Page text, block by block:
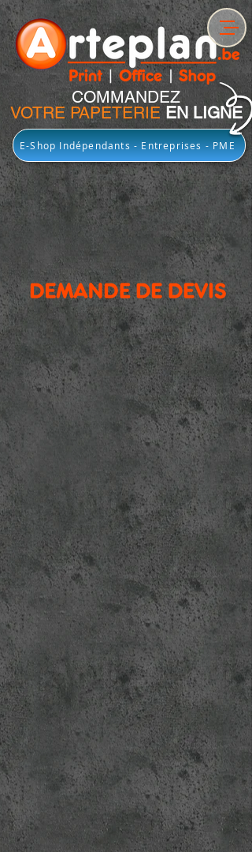
E-Shop Indépendants - Entreprises - PME
COMMANDEZ
VOTRE PAPETERIE EN LIGNE